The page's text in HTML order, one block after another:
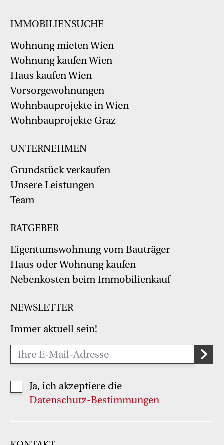
IMMOBILIENSUCHE
Wohnung mieten Wien
Wohnung kaufen Wien
Haus kaufen Wien
Vorsorgewohnungen
Wohnbauprojekte in Wien
Wohnbauprojekte Graz
UNTERNEHMEN
Grundstück verkaufen
Unsere Leistungen
Team
RATGEBER
Eigentumswohnung vom Bauträger
Haus oder Wohnung kaufen
Nebenkosten beim Immobilienkauf
NEWSLETTER
Immer aktuell sein!
Ja, ich akzeptiere die
Datenschutz-Bestimmungen